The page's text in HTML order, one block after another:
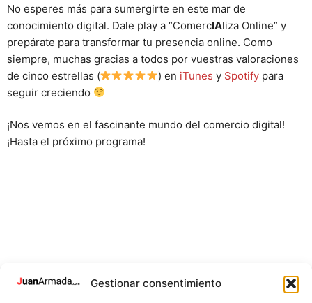
Gestionar consentimiento
No esperes más para sumergirte en este mar de
conocimiento digital. Dale play a “ComercIAliza Online” y
prepárate para transformar tu presencia online. Como
siempre, muchas gracias a todos por vuestras valoraciones
de cinco estrellas (
) en iTunes y Spotify para
seguir creciendo
¡Nos vemos en el fascinante mundo del comercio digital!
¡Hasta el próximo programa!